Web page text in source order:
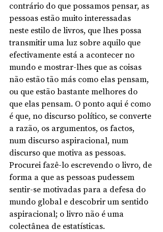
contrário do que possamos pensar, as
pessoas estão muito interessadas
neste estilo de livros, que lhes possa
transmitir uma luz sobre aquilo que
efectivamente está a acontecer no
mundo e mostrar-lhes que as coisas
não estão tão más como elas pensam,
ou que estão bastante melhores do
que elas pensam. O ponto aqui é como
é que, no discurso político, se converte
a razão, os argumentos, os factos,
num discurso aspiracional, num
discurso que motiva as pessoas.
Procurei fazê-lo escrevendo o livro, de
forma a que as pessoas pudessem
sentir-se motivadas para a defesa do
mundo global e descobrir um sentido
aspiracional; o livro não é uma
colectânea de estatísticas.